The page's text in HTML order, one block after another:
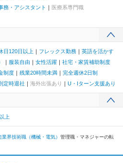
務・アシスタント
医療系専門職
日120日以上 フレックス勤務
英語を活かす
服装自由 女性活躍
社宅・家賃補助制度
制度 残業20時間未満
完全週休2日制
定時退社 海外出張あり U・Iターン支援あり
上
業界技術職（機械・電気） 管理職・マネジャーの転